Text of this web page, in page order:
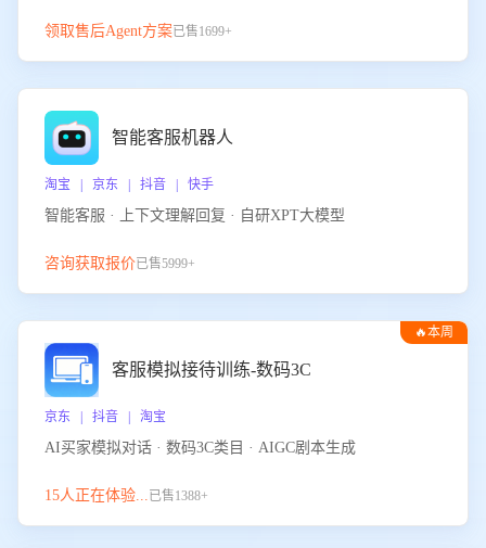
领取售后Agent方案已售1699+
智能客服机器人
淘宝 | 京东 | 抖音 | 快手
智能客服 · 上下文理解回复 · 自研XPT大模型
咨询获取报价已售5999+
🔥本周
客服模拟接待训练-数码3C
京东 | 抖音 | 淘宝
AI买家模拟对话 · 数码3C类目 · AIGC剧本生成
15人正在体验...已售1388+